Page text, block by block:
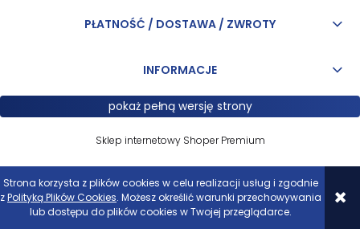
Strona korzysta z plików cookies w celu realizacji usług i zgodnie
zPolityką Plików Cookies. Możesz określić warunki przechowywania
lub dostępu do plików cookies w Twojej przeglądarce.
PŁATNOŚĆ / DOSTAWA / ZWROTY
INFORMACJE
pokaż pełną wersję strony
Sklep internetowy Shoper Premium